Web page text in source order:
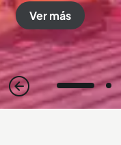
Ver más
1 2